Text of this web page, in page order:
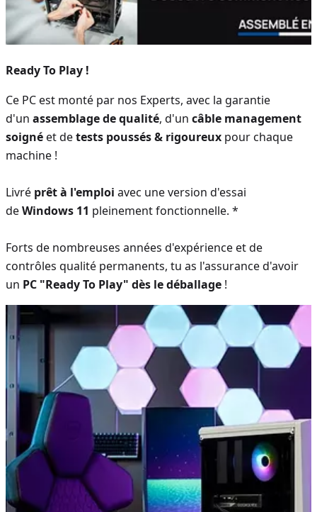
Ready To Play !
Ce PC est monté par nos Experts, avec la garantie
d'un assemblage de qualité, d'un câble management
soignéet detests poussés & rigoureux pour chaque
machine !
Livré prêt à l'emploi avec une version d'essai
deWindows 11 pleinement fonctionnelle. *
Forts de nombreuses années d'expérience et de
contrôles qualité permanents, tu as l'assurance d'avoir
un PC "Ready To Play" dès le déballage !